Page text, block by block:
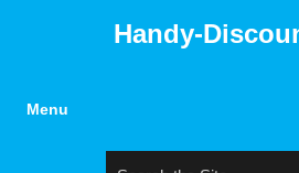
Handy-
Menu